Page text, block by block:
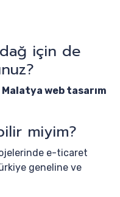
için de
Malatya web tasarım
miyim?
e-ticaret
geneline ve